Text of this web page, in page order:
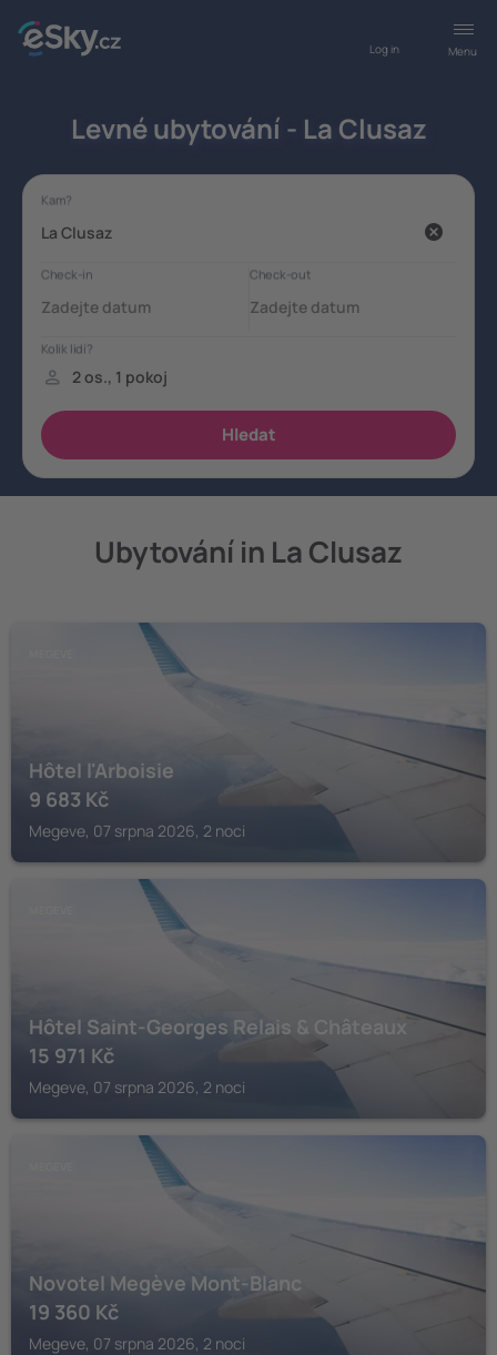
Menu
Log in
Levné ubytování - La Clusaz
Ubytování in La Clusaz
Hôtel l'Arboisie
9 683 Kč
Megeve, 07 srpna 2026, 2 noci
Hôtel Saint-Georges Relais & Châteaux
15 971 Kč
Megeve, 07 srpna 2026, 2 noci
Novotel Megève Mont-Blanc
19 360 Kč
Megeve, 07 srpna 2026, 2 noci